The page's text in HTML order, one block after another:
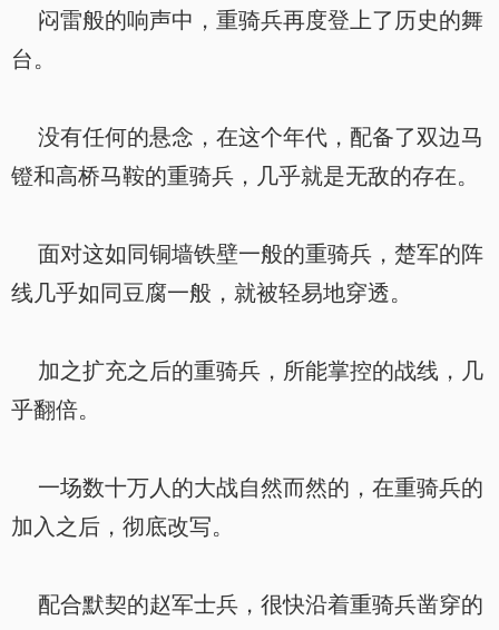
闷雷般的响声中，重骑兵再度登上了历史的舞
台。
没有任何的悬念，在这个年代，配备了双边马
镫和高桥马鞍的重骑兵，几乎就是无敌的存在。
面对这如同铜墙铁壁一般的重骑兵，楚军的阵
线几乎如同豆腐一般，就被轻易地穿透。
加之扩充之后的重骑兵，所能掌控的战线，几
乎翻倍。
一场数十万人的大战自然而然的，在重骑兵的
加入之后，彻底改写。
配合默契的赵军士兵，很快沿着重骑兵凿穿的